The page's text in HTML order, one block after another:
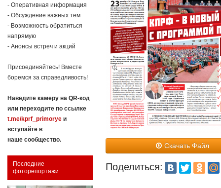
- Оперативная информация
- Обсуждение важных тем
- Возможность обратиться
напрямую
- Анонсы встреч и акций
Присоединяйтесь! Вместе
боремся за справедливость!
Наведите камеру на QR-код
или переходите по ссылке
t.me/kprf_primorye и
вступайте в
наше сообщество.
Последние
фоторепортажи
Скачать Файл
Поделиться: